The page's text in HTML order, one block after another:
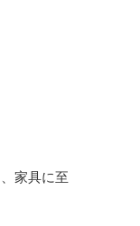
家具に至